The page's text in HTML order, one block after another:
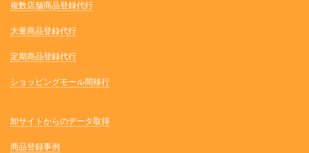
複数店舗商品登録代行
大量商品登録代行
定期商品登録代行
ショッピングモール間移行
卸サイトからのデータ取得
商品登録事例